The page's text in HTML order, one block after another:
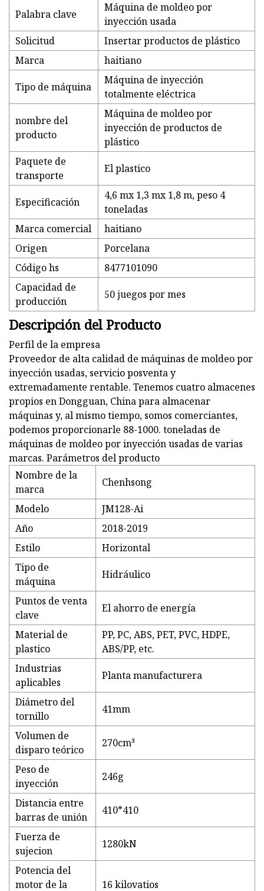
Palabra clave
Máquina de moldeo por
inyección usada
Solicitud
Insertar productos de plástico
Marca
haitiano
Tipo de máquina
Máquina de inyección
totalmente eléctrica
nombre del
producto
Máquina de moldeo por
inyección de productos de
plástico
Paquete de
transporte
El plastico
Especificación
4,6 mx 1,3 mx 1,8 m, peso 4
toneladas
Marca comercial
haitiano
Origen
Porcelana
Código hs
8477101090
Capacidad de
producción
50 juegos por mes
Descripción del Producto
Perfil de la empresa
Proveedor de alta calidad de máquinas de moldeo por
inyección usadas, servicio posventa y
extremadamente rentable. Tenemos cuatro almacenes
propios en Dongguan, China para almacenar
máquinas y, al mismo tiempo, somos comerciantes,
podemos proporcionarle 88-1000. toneladas de
máquinas de moldeo por inyección usadas de varias
marcas. Parámetros del producto
Nombre de la
marca
Chenhsong
Modelo
JM128-Ai
Año
2018-2019
Estilo
Horizontal
Tipo de
máquina
Hidráulico
Puntos de venta
clave
El ahorro de energía
Material de
plastico
PP, PC, ABS, PET, PVC, HDPE,
ABS/PP, etc.
Industrias
aplicables
Planta manufacturera
Diámetro del
tornillo
41mm
Volumen de
disparo teórico
270cm³
Peso de
inyección
246g
Distancia entre
barras de unión
410*410
Fuerza de
sujecion
1280kN
Potencia del
motor de la
16 kilovatios